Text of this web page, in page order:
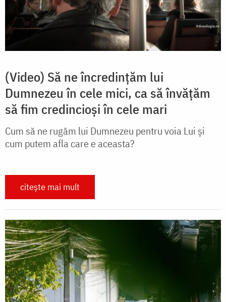
(Video) Să ne încredințăm lui
Dumnezeu în cele mici, ca să învățăm
să fim credincioși în cele mari
Cum să ne rugăm lui Dumnezeu pentru voia Lui și
cum putem afla care e aceasta?
citește mai mult